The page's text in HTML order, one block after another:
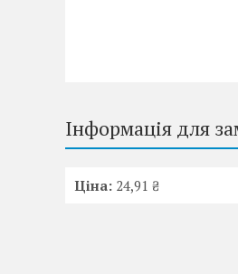
Інформація для
Ціна: 24,91 ₴